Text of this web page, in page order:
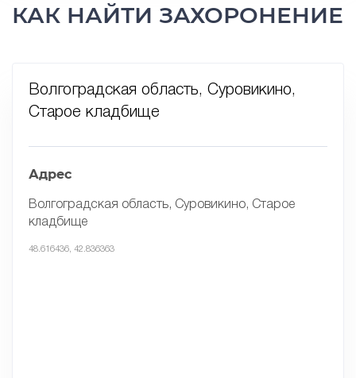
КАК НАЙТИ ЗАХОРОНЕНИЕ
Волгоградская область, Суровикино,
Старое кладбище
Адрес
Волгоградская область, Суровикино, Старое
кладбище
48.616436, 42.836363